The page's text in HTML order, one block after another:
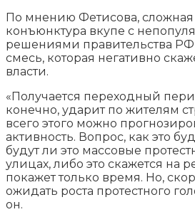
По мнению Фетисова,
конъюнктура вкупе с
решениями правительства
смесь, которая негативно
власти.
«Получается переходный
конечно, ударит по жителям
всего этого можно
активность. Вопрос, как это
будут ли это массовые
улицах, либо это скажется на
покажет только время. Но,
ожидать роста протестного
он.